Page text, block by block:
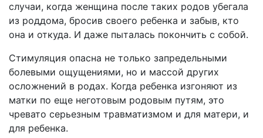
случаи, когда женщина после таких родов убегала
из роддома, бросив своего ребенка и забыв, кто
она и откуда. И даже пыталась покончить с собой.
Стимуляция опасна не только запредельными
болевыми ощущениями, но и массой других
осложнений в родах. Когда ребенка изгоняют из
матки по еще неготовым родовым путям, это
чревато серьезным травматизмом и для матери, и
для ребенка.